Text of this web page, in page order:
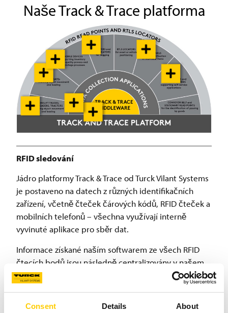
Consent Details About
Naše Track & Trace platforma
RFID sledování
Jádro platformy Track & Trace od Turck Vilant Systems
je postaveno na datech z různých identifikačních
zařízení, včetně čteček čárových kódů, RFID čteček a
mobilních telefonů – všechna využívají interně
vyvinuté aplikace pro sběr dat.
Informace získané naším softwarem ze všech RFID
čtecích bodů jsou následně centralizovány v našem
middleware, který zajišťuje hladkou integraci s IT